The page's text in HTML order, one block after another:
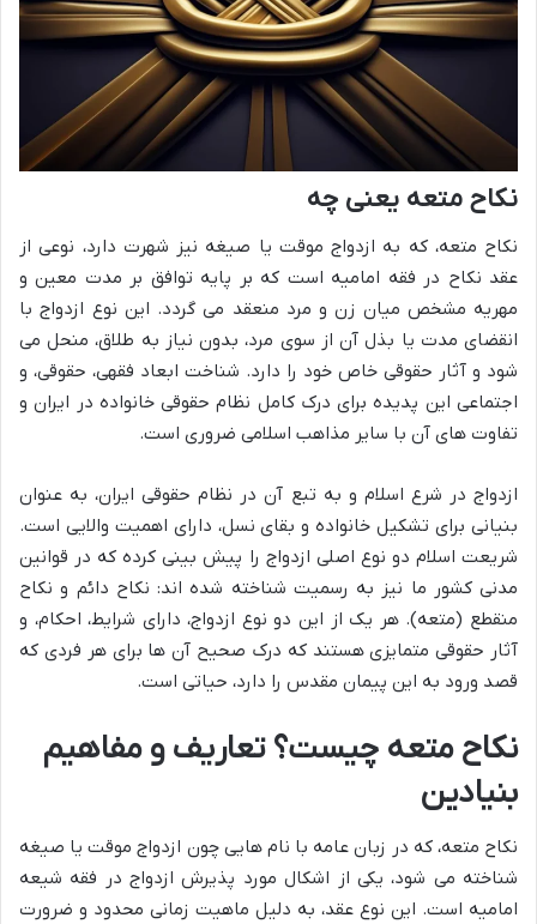
نکاح متعه یعنی چه
نکاح متعه، که به ازدواج موقت یا صیغه نیز شهرت دارد، نوعی از
عقد نکاح در فقه امامیه است که بر پایه توافق بر مدت معین و
مهریه مشخص میان زن و مرد منعقد می گردد. این نوع ازدواج با
انقضای مدت یا بذل آن از سوی مرد، بدون نیاز به طلاق، منحل می
شود و آثار حقوقی خاص خود را دارد. شناخت ابعاد فقهی، حقوقی، و
اجتماعی این پدیده برای درک کامل نظام حقوقی خانواده در ایران و
تفاوت های آن با سایر مذاهب اسلامی ضروری است.
ازدواج در شرع اسلام و به تبع آن در نظام حقوقی ایران، به عنوان
بنیانی برای تشکیل خانواده و بقای نسل، دارای اهمیت والایی است.
شریعت اسلام دو نوع اصلی ازدواج را پیش بینی کرده که در قوانین
مدنی کشور ما نیز به رسمیت شناخته شده اند: نکاح دائم و نکاح
منقطع (متعه). هر یک از این دو نوع ازدواج، دارای شرایط، احکام، و
آثار حقوقی متمایزی هستند که درک صحیح آن ها برای هر فردی که
قصد ورود به این پیمان مقدس را دارد، حیاتی است.
نکاح متعه چیست؟ تعاریف و مفاهیم
بنیادین
نکاح متعه، که در زبان عامه با نام هایی چون ازدواج موقت یا صیغه
شناخته می شود، یکی از اشکال مورد پذیرش ازدواج در فقه شیعه
امامیه است. این نوع عقد، به دلیل ماهیت زمانی محدود و ضرورت